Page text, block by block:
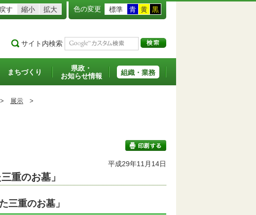
す 縮小 拡大 色の変更 標準 青 黄 黒
サイト内検索
まちづくり
県政・
お知らせ情報
組織・業務
展示 >
印刷する
平成29年11月14日
重のお墓」
三重のお墓」